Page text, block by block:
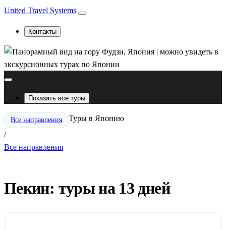
United Travel Systems
Контакты
Показать все туры
Все направления
/
Туры в Японию
Все направления
Пекин: туры на 13 дней